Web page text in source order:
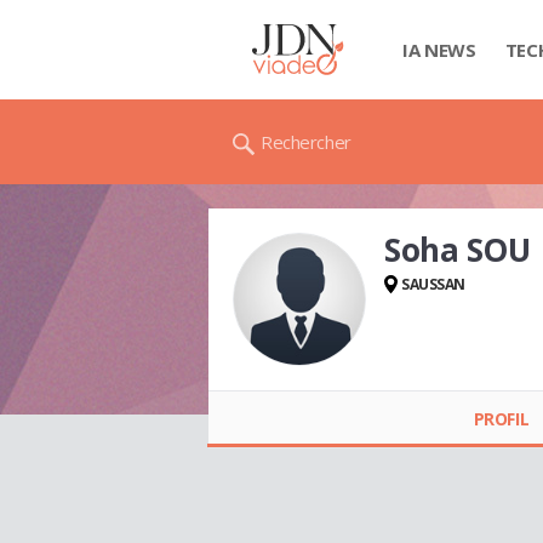
IA NEWS
Rechercher
Soha SOU
SAUSSAN
PROFIL